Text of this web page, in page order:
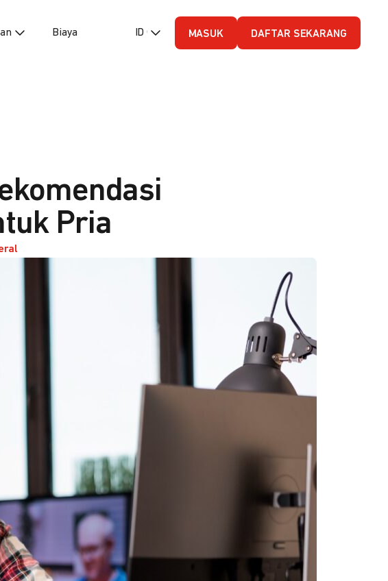
Biaya ID (Bahasa Indonesia)
MASUK DAFTAR SEKARANG
Pria